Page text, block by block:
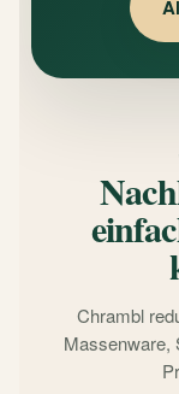
Chrambl
Massenware,